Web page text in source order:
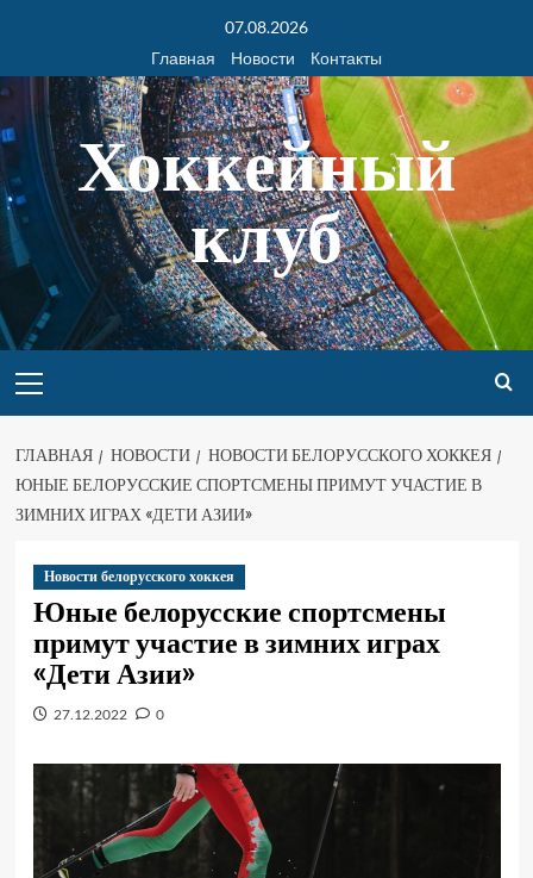
07.08.2026
Главная
Новости Контакты
Хоккейный
клуб
ГЛАВНАЯ НОВОСТИ
НОВОСТИ БЕЛОРУССКОГО ХОККЕЯ
ЮНЫЕ БЕЛОРУССКИЕ СПОРТСМЕНЫ ПРИМУТ УЧАСТИЕ В
ЗИМНИХ ИГРАХ «ДЕТИ АЗИИ»
Новости белорусского хоккея
Юные белорусские спортсмены
примут участие в зимних играх
«Дети Азии»
27.12.2022 0